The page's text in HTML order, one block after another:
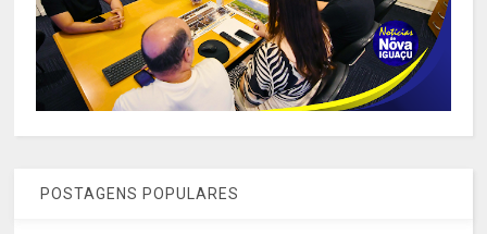
POSTAGENS POPULARES